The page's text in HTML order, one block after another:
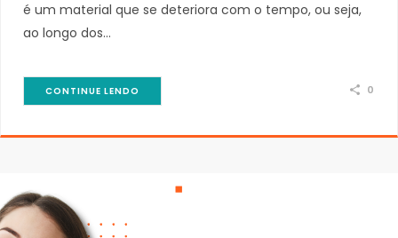
é um material que se deteriora com o tempo, ou seja,
ao longo dos…
CONTINUE LENDO 0